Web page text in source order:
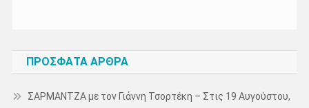
ΠΡΌΣΦΑΤΑ ΆΡΘΡΑ
ΣΑΡΜΑΝΤΖΑ με τον Γιάννη Τσορτέκη – Στις 19 Αυγούστου,